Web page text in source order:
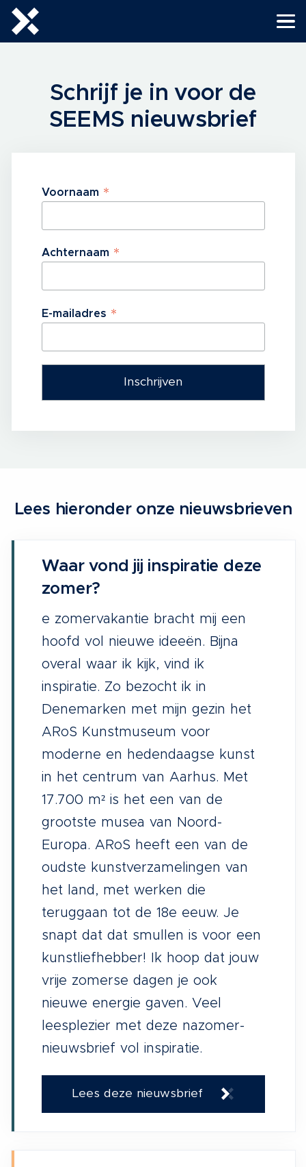
Schrijf je in voor de
SEEMS nieuwsbrief
Voornaam *
Achternaam *
E-mailadres *
Lees hieronder onze nieuwsbrieven
Waar vond jij inspiratie deze
zomer?
e zomervakantie bracht mij een
hoofd vol nieuwe ideeën. Bijna
overal waar ik kijk, vind ik
inspiratie. Zo bezocht ik in
Denemarken met mijn gezin het
ARoS Kunstmuseum voor
moderne en hedendaagse kunst
in het centrum van Aarhus. Met
17.700 m² is het een van de
grootste musea van Noord-
Europa. ARoS heeft een van de
oudste kunstverzamelingen van
het land, met werken die
teruggaan tot de 18e eeuw. Je
snapt dat dat smullen is voor een
kunstliefhebber! Ik hoop dat jouw
vrije zomerse dagen je ook
nieuwe energie gaven. Veel
leesplezier met deze nazomer-
nieuwsbrief vol inspiratie.
Lees deze nieuwsbrief